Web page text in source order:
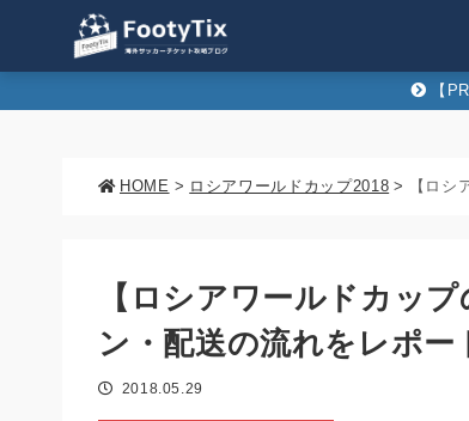
【
HOME > ロシアワールドカップ2018 >
【ロシアワールドカッ
ン・配送の流れをレポー
2018.05.29